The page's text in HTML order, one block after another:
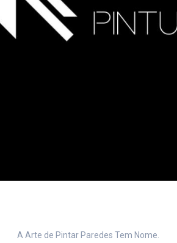
A Arte de Pintar Paredes Tem Nome.